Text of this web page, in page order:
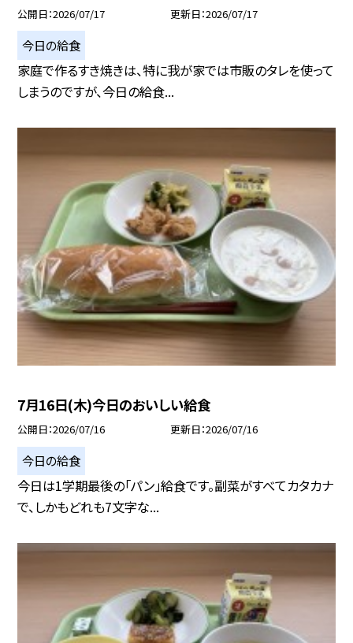
公開日 2026/07/17 更新日 2026/07/17
今日の給食
家庭で作るすき焼きは、特に我が家では市販のタレを使って
しまうのですが、今日の給食...
7月16日(木)今日のおいしい給食
公開日 2026/07/16 更新日 2026/07/16
今日の給食
今日は1学期最後の「パン」給食です。副菜がすべてカタカナ
で、しかもどれも7文字な...